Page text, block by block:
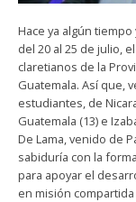
Hace ya algún
del 20 al 25 de julio,
claretianos de la
Guatemala. Así que,
estudiantes, de
Guatemala (13) e
De Lama, venido de
sabiduría con la
para apoyar el
en misión